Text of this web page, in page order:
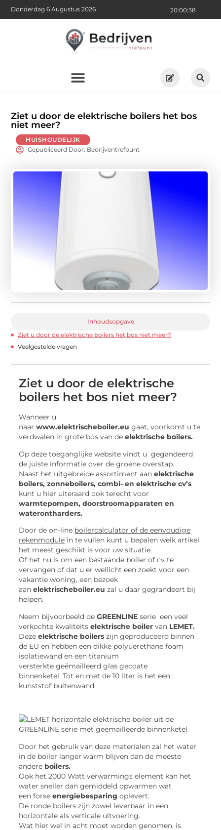
20:00:39
Donderdag 6 Augustus 2026
Ziet u door de elektrische boilers het bos
niet meer?
HUISHOUDELIJK
Gepubliceerd Door: Bedrijventrefpunt
Inhoudsopgave
Ziet u door de elektrische boilers het bos niet meer?
Veelgestelde vragen
Ziet u door de elektrische
boilers het bos niet meer?
Wanneer u
naarwww.elektrischeboiler.eu gaat, voorkomt u te
verdwalen in grote bos van deelektrische boilers.
Op deze toeganglijke website vindt u gegandeerd
de juiste informatie over de groene overstap.
Naast het uitgebreide assortiment aanelektrische
boilers, zonneboilers, combi- en elektrische cv’s
kunt u hier uiteraard ook terecht voor
warmtepompen, doorstroomapparaten en
waterontharders.
Door de on-line boilercalculator of de eenvoudige
rekenmodule in te vullen kunt u bepalen welk artikel
het meest geschikt is voor uw situatie.
Of het nu is om een bestaande boiler of cv te
vervangen of dat u er wellicht een zoekt voor een
vakantie woning, een bezoek
aanelektrischeboiler.eu zal u daar gegrandeert bij
helpen.
Neem bijvoorbeeld deGREENLINE serie een veel
verkochte kwaliteitselektrische boiler van LEMET.
Dezeelektrische boilers zijn geproduceerd binnen
de EU en hebben een dikke polyuerethane foam
isolatiewand en een titanium
versterktegeëmailleerd glas gecoate
binnenketel. Tot en met de 10 liter is het een
kunststof buitenwand.
Door het gebruik van deze materialen zal het water
in de boiler langer warm blijven dan de meeste
andere boilers.
Ook het 2000 Watt verwarmings element kan het
water sneller dan gemiddeld opwarmen wat
een forseenergiebesparing oplevert.
De ronde boilers zijn zowel leverbaar in een
horizontale als verticale uitvoering.
Wat hier wel in acht moet worden genomen, is